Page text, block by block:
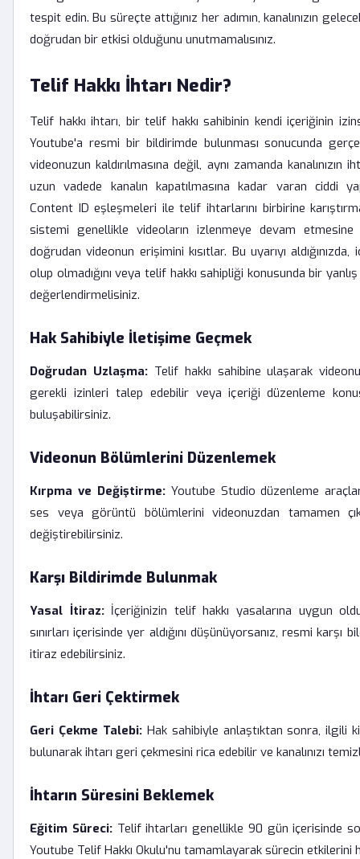
tespit edin. Bu süreçte attığınız her adımın, kanalınızın
doğrudan bir etkisi olduğunu unutmamalısınız.
Telif Hakkı İhtarı Nedir?
Telif hakkı ihtarı, bir telif hakkı sahibinin kendi içeriğinin
Youtube'a resmi bir bildirimde bulunması sonucunda
videonuzun kaldırılmasına değil, aynı zamanda kanalınızın
uzun vadede kanalın kapatılmasına kadar varan ciddi
Content ID eşleşmeleri ile telif ihtarlarını birbirine
sistemi genellikle videoların izlenmeye devam
doğrudan videonun erişimini kısıtlar. Bu uyarıyı
olup olmadığını veya telif hakkı sahipliği konusunda bir yanlış
değerlendirmelisiniz.
Hak Sahibiyle İletişime Geçmek
Doğrudan Uzlaşma:Telif hakkı sahibine ulaşarak
gerekli izinleri talep edebilir veya içeriği düzenleme
buluşabilirsiniz.
Videonun Bölümlerini Düzenlemek
Kırpma ve Değiştirme:Youtube Studio düzenleme
ses veya görüntü bölümlerini videonuzdan tamamen
değiştirebilirsiniz.
Karşı Bildirimde Bulunmak
Yasal İtiraz:İçeriğinizin telif hakkı yasalarına uygun
sınırları içerisinde yer aldığını düşünüyorsanız, resmi
itiraz edebilirsiniz.
İhtarı Geri Çektirmek
Geri Çekme Talebi:Hak sahibiyle anlaştıktan sonra, ilgili
bulunarak ihtarı geri çekmesini rica edebilir ve kanalınızı
İhtarın Süresini Beklemek
Eğitim Süreci:Telif ihtarları genellikle 90 gün içerisinde
Youtube Telif Hakkı Okulu'nu tamamlayarak sürecin